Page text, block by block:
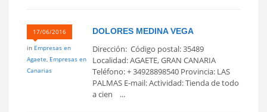
17/06/2016
in Empresas en
Agaete, Empresas en
Canarias
DOLORES MEDINA VEGA
Dirección: Código postal: 35489
Localidad: AGAETE, GRAN CANARIA
Teléfono: + 34928898540 Provincia: LAS
PALMAS E-mail: Actividad: Tienda de todo
a cien ...